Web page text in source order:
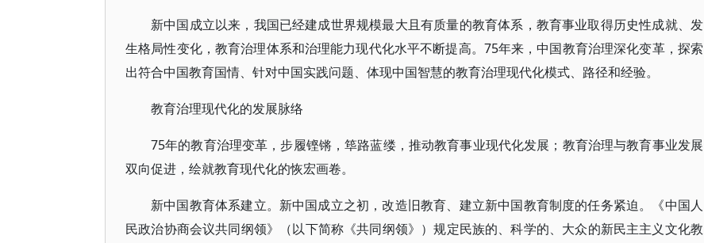
新中国成立以来，我国已经建成世界规模最大且有质量的教育体系，教育事业取得历史性成就、发
生格局性变化，教育治理体系和治理能力现代化水平不断提高。75年来，中国教育治理深化变革，探索
出符合中国教育国情、针对中国实践问题、体现中国智慧的教育治理现代化模式、路径和经验。
教育治理现代化的发展脉络
75年的教育治理变革，步履铿锵，筚路蓝缕，推动教育事业现代化发展；教育治理与教育事业发展
双向促进，绘就教育现代化的恢宏画卷。
新中国教育体系建立。新中国成立之初，改造旧教育、建立新中国教育制度的任务紧迫。《中国人
民政治协商会议共同纲领》（以下简称《共同纲领》）规定民族的、科学的、大众的新民主主义文化教